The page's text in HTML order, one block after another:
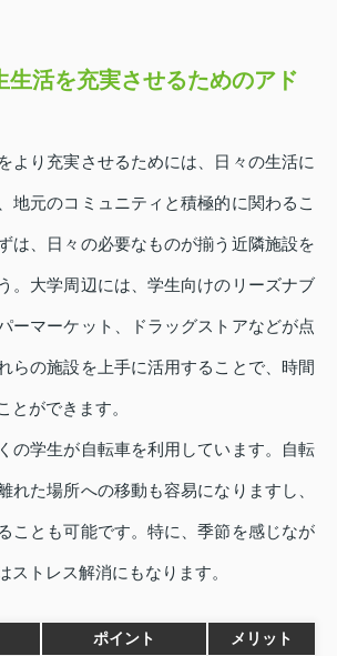
生活を充実させるためのアド
より充実させるためには、日々の生活に
地元のコミュニティと積極的に関わるこ
は、日々の必要なものが揃う近隣施設を
。大学周辺には、学生向けのリーズナブ
ーマーケット、ドラッグストアなどが点
らの施設を上手に活用することで、時間
とができます。
の学生が自転車を利用しています。自転
れた場所への移動も容易になりますし、
ことも可能です。特に、季節を感じなが
ストレス解消にもなります。
ポイント メリット